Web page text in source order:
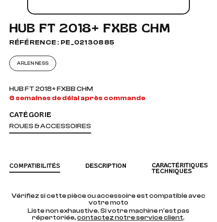
HUB FT 2018+ FXBB CHM
RÉFÉRENCE : PE_02130885
ARLEN NESS
HUB FT 2018+ FXBB CHM
6 semaines de délai après commande
CATÉGORIE
ROUES & ACCESSOIRES
COMPATIBILITÉS DESCRIPTION
CARACTÉRITIQUES
TECHNIQUES
Vérifiez si cette pièce ou accessoire est compatible avec
votre moto
Liste non exhaustive. Si votre machine n'est pas
répertoriée,contactez notre service client.